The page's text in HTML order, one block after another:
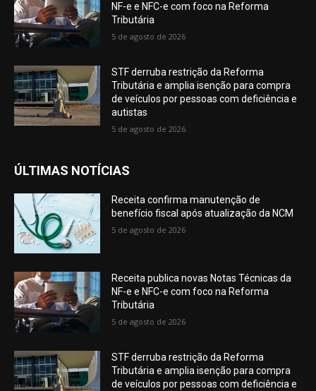
NF-e e NFC-e com foco na Reforma
Tributária
5 de agosto de 2026
STF derruba restrição da Reforma
Tributária e amplia isenção para compra
de veículos por pessoas com deficiência e
autistas
5 de agosto de 2026
ÚLTIMAS NOTÍCIAS
Receita confirma manutenção de
benefício fiscal após atualização da NCM
5 de agosto de 2026
Receita publica novas Notas Técnicas da
NF-e e NFC-e com foco na Reforma
Tributária
5 de agosto de 2026
STF derruba restrição da Reforma
Tributária e amplia isenção para compra
de veículos por pessoas com deficiência e